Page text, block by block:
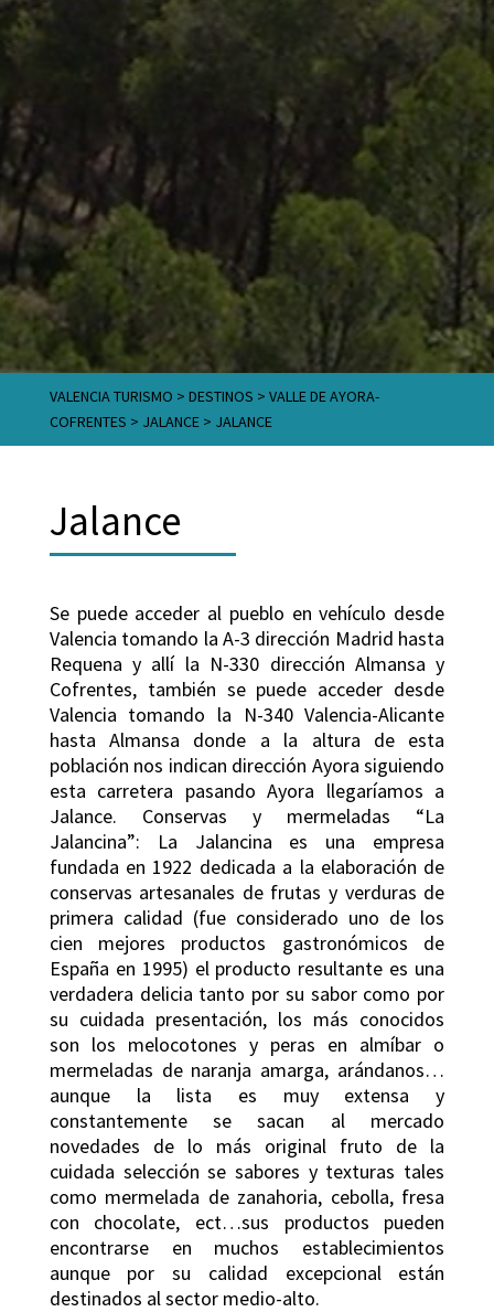
VALENCIA TURISMO > DESTINOS > VALLE DE AYORA-
COFRENTES > JALANCE> JALANCE
Jalance
Se puede acceder al pueblo en vehículo desde
Valencia tomando la A-3 dirección Madrid hasta
Requena y allí la N-330 dirección Almansa y
Cofrentes, también se puede acceder desde
Valencia tomando la N-340 Valencia-Alicante
hasta Almansa donde a la altura de esta
población nos indican dirección Ayora siguiendo
esta carretera pasando Ayora llegaríamos a
Jalance. Conservas y mermeladas “La
Jalancina”: La Jalancina es una empresa
fundada en 1922 dedicada a la elaboración de
conservas artesanales de frutas y verduras de
primera calidad (fue considerado uno de los
cien mejores productos gastronómicos de
España en 1995) el producto resultante es una
verdadera delicia tanto por su sabor como por
su cuidada presentación, los más conocidos
son los melocotones y peras en almíbar o
mermeladas de naranja amarga, arándanos…
aunque la lista es muy extensa y
constantemente se sacan al mercado
novedades de lo más original fruto de la
cuidada selección se sabores y texturas tales
como mermelada de zanahoria, cebolla, fresa
con chocolate, ect…sus productos pueden
encontrarse en muchos establecimientos
aunque por su calidad excepcional están
destinados al sector medio-alto.